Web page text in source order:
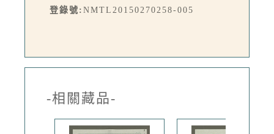
登錄號: NMTL20150270258-005
-相關藏品-